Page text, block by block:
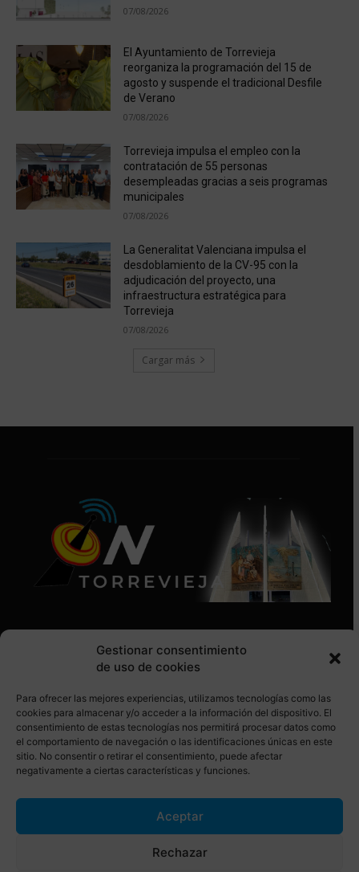
Gestionar consentimiento
de uso de cookies
Para ofrecer las mejores experiencias, utilizamos tecnologías como las
cookies para almacenar y/o acceder a la información del dispositivo. El
consentimiento de estas tecnologías nos permitirá procesar datos como
el comportamiento de navegación o las identificaciones únicas en este
sitio. No consentir o retirar el consentimiento, puede afectar
negativamente a ciertas características y funciones.
Aceptar
Rechazar
07/08/2026
El Ayuntamiento de Torrevieja
reorganiza la programación del 15 de
agosto y suspende el tradicional Desfile
de Verano
07/08/2026
Torrevieja impulsa el empleo con la
contratación de 55 personas
desempleadas gracias a seis programas
municipales
07/08/2026
La Generalitat Valenciana impulsa el
desdoblamiento de la CV-95 con la
adjudicación del proyecto, una
infraestructura estratégica para
Torrevieja
07/08/2026
Cargar más
SÍGUENOS EN REDES SOCIALES
© Torrevieja ON. Desarrollado por